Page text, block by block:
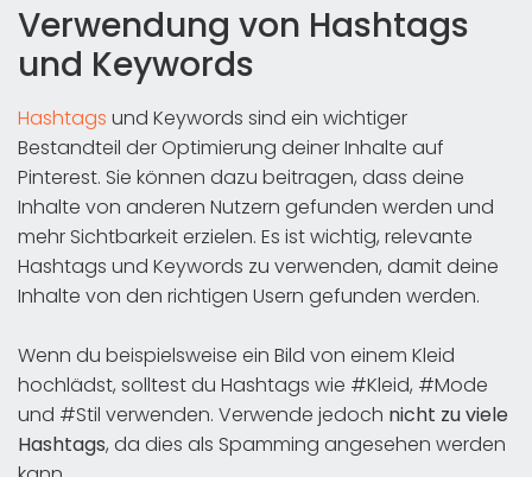
Verwendung von Hashtags
und Keywords
Hashtags und Keywords sind ein wichtiger
Bestandteil der Optimierung deiner Inhalte auf
Pinterest. Sie können dazu beitragen, dass deine
Inhalte von anderen Nutzern gefunden werden und
mehr Sichtbarkeit erzielen. Es ist wichtig, relevante
Hashtags und Keywords zu verwenden, damit deine
Inhalte von den richtigen Usern gefunden werden.
Wenn du beispielsweise ein Bild von einem Kleid
hochlädst, solltest du Hashtags wie #Kleid, #Mode
und #Stil verwenden. Verwende jedoch nicht zu viele
Hashtags, da dies als Spamming angesehen werden